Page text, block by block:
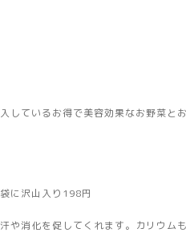
しているお得で美容効果なお野菜と
に沢山入り198円
や消化を促してくれます。カリウム